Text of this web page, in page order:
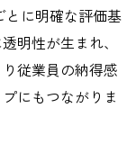
に明確な評価基
明性が生まれ、
従業員の納得感
にもつながりま